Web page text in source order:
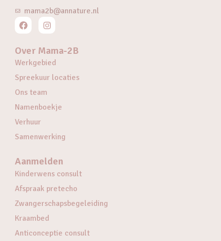
mama2b@annature.nl
Over Mama-2B
Werkgebied
Spreekuur locaties
Ons team
Namenboekje
Verhuur
Samenwerking
Aanmelden
Kinderwens consult
Afspraak pretecho
Zwangerschapsbegeleiding
Kraambed
Anticonceptie consult